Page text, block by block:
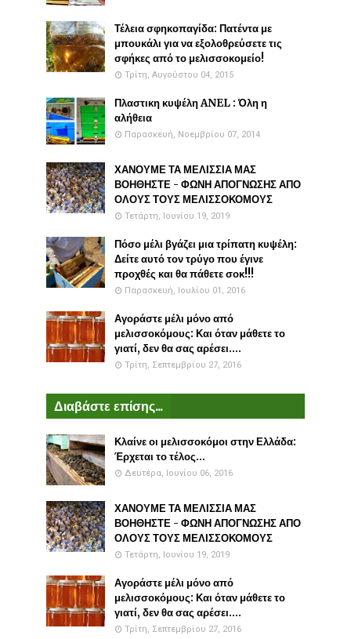
Τέλεια σφηκοπαγίδα: Πατέντα με
μπουκάλι για να εξολοθρεύσετε τις
σφήκες από το μελισσοκομείο!
Τρίτη, Αυγούστου 04, 2015
Πλαστικη κυψέλη ANEL : Όλη η
αλήθεια
Παρασκευή, Νοεμβρίου 07, 2014
ΧΑΝΟΥΜΕ ΤΑ ΜΕΛΙΣΣΙΑ ΜΑΣ
ΒΟΗΘΗΣΤΕ - ΦΩΝΗ ΑΠΟΓΝΩΣΗΣ ΑΠΟ
ΟΛΟΥΣ ΤΟΥΣ ΜΕΛΙΣΣΟΚΟΜΟΥΣ
Τετάρτη, Ιουνίου 19, 2019
Πόσο μέλι βγάζει μια τρίπατη κυψέλη:
Δείτε αυτό τον τρύγο που έγινε
προχθές και θα πάθετε σοκ!!!
Παρασκευή, Ιουλίου 01, 2016
Αγοράστε μέλι μόνο από
μελισσοκόμους: Και όταν μάθετε το
γιατί, δεν θα σας αρέσει....
Τρίτη, Σεπτεμβρίου 27, 2016
Διαβάστε επίσης...
Κλαίνε οι μελισσοκόμοι στην Ελλάδα:
Έρχεται το τέλος...
Δευτέρα, Ιουνίου 06, 2016
ΧΑΝΟΥΜΕ ΤΑ ΜΕΛΙΣΣΙΑ ΜΑΣ
ΒΟΗΘΗΣΤΕ - ΦΩΝΗ ΑΠΟΓΝΩΣΗΣ ΑΠΟ
ΟΛΟΥΣ ΤΟΥΣ ΜΕΛΙΣΣΟΚΟΜΟΥΣ
Τετάρτη, Ιουνίου 19, 2019
Αγοράστε μέλι μόνο από
μελισσοκόμους: Και όταν μάθετε το
γιατί, δεν θα σας αρέσει....
Τρίτη, Σεπτεμβρίου 27, 2016